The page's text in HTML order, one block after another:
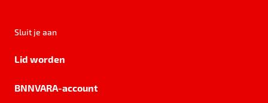
Sluit je aan
Lid worden
BNNVARA-account